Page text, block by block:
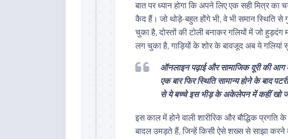
बात पर ध्यान होगा कि अपने लिए एक सही मित्र
कैद हैं। जो थोड़े-बहुत होंगे भी, वे भी समान स्थिति
चुका है, दोस्तों की टोली बनाकर गलियों में जो हुड़दंग
लग चुका है, गाड़ियों के शोर के बावजूद अब ये गलियां
ऑनलाइन पढ़ाई और सामाजिक दूरी की
एक बार फिर स्थिति सामान्य होने के बाद
से ये बच्चे इस भीड़ के अकेलेपन में कहीं खो
इस काल में होने वाली शारीरिक और बौद्धिक
बादल उमड़ते हैं, जिन्हें किसी ऐसे शख्स से साझा करने